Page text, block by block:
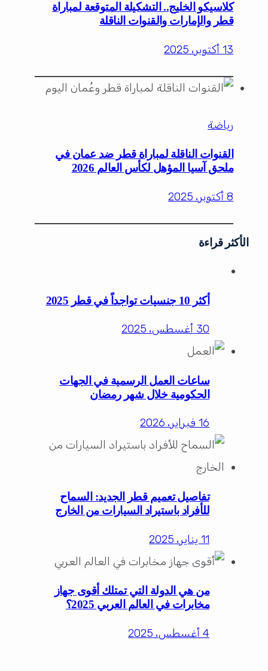
كلاسيكو الخليج.. التشكيلة المتوقعة لمباراة
قطر والإمارات والقنوات الناقلة
13 أكتوبر، 2025
رياضة
القنوات الناقلة لمباراة قطر ضد عمان في
ملحق آسيا المؤهل لكأس العالم 2026
8 أكتوبر، 2025
الأكثر قراءة
أكثر 10 جنسيات تواجداً في قطر 2025
30 أغسطس، 2025
ساعات العمل الرسمية في الجهات
الحكومية خلال شهر رمضان
16 فبراير، 2026
تفاصيل تعميم قطر الجديد: السماح
للأفراد باستيراد السيارات من الخارج
11 يناير، 2025
من هي الدولة التي تمتلك أقوى جهاز
مخابرات في العالم العربي 2025؟
4 أغسطس، 2025